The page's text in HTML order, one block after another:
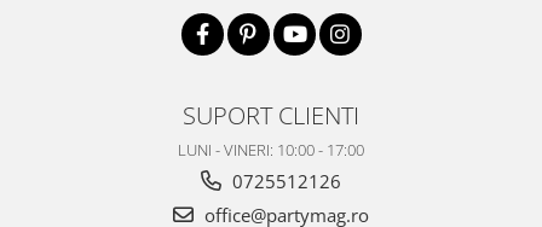
SUPORT CLIENTI
LUNI - VINERI: 10:00 - 17:00
0725512126
office@partymag.ro